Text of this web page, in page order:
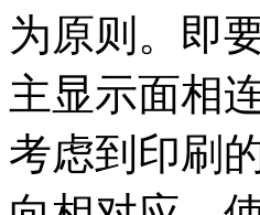
为原则。即
主显示面相
考虑到印刷